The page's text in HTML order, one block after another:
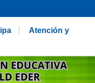
Atención y